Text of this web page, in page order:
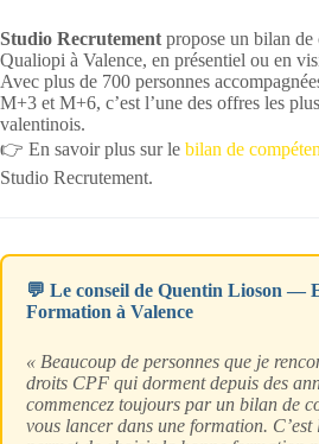
Studio Recrutement propose un bilan de
Qualiopi à Valence, en présentiel ou en
Avec plus de 700 personnes
M+3 et M+6, c’est l’une des offres les
valentinois.
👉 En savoir plus sur le bilan de
Studio Recrutement.
💬 Le conseil de Quentin Lioson —
Formation à Valence
« Beaucoup de personnes que je
droits CPF qui dorment depuis des
commencez toujours par un bilan de
vous lancer dans une formation.